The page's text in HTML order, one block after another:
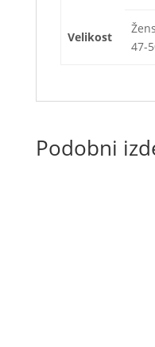
Velikost
47-
Podobni